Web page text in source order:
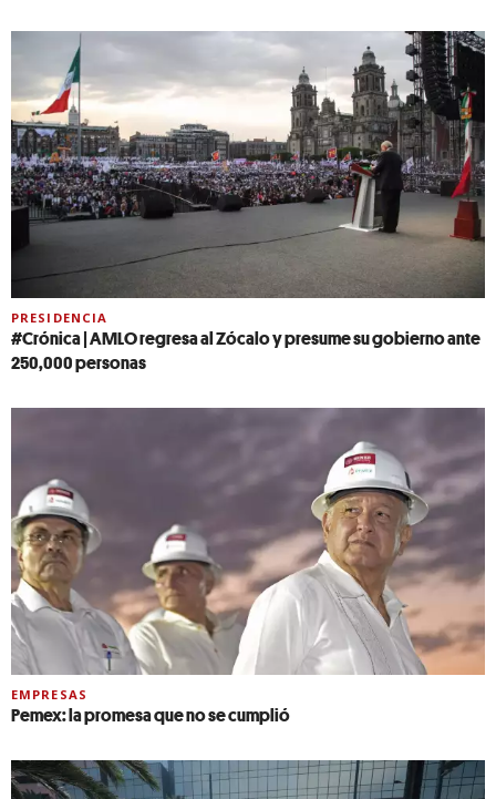
PRESIDENCIA
#Crónica | AMLO regresa al Zócalo y presume su gobierno ante
250,000 personas
EMPRESAS
Pemex: la promesa que no se cumplió